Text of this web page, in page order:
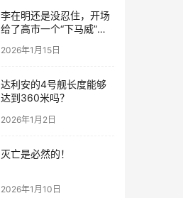
李在明还是没忍住，开场
给了高市一个“下马威”，
2026年1月15日
达利安的4号舰长度能够
达到360米吗？
2026年1月2日
灭亡是必然的！
2026年1月10日